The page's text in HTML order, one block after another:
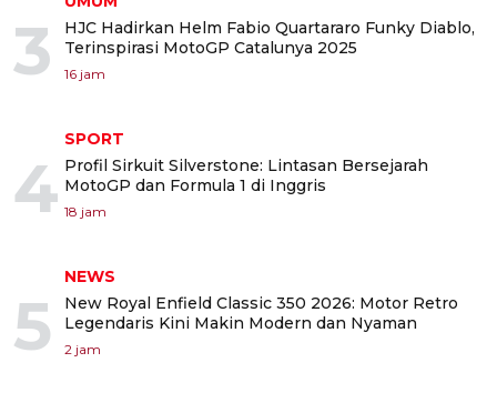
3
HJC Hadirkan Helm Fabio Quartararo Funky Diablo,
Terinspirasi MotoGP Catalunya 2025
16 jam
4
SPORT
Profil Sirkuit Silverstone: Lintasan Bersejarah
MotoGP dan Formula 1 di Inggris
18 jam
5
NEWS
New Royal Enfield Classic 350 2026: Motor Retro
Legendaris Kini Makin Modern dan Nyaman
2 jam